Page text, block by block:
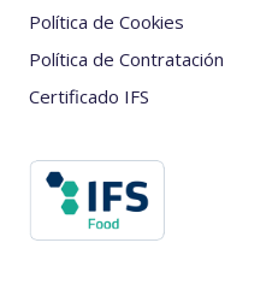
Política de Cookies
Política de Contratación
Certificado IFS